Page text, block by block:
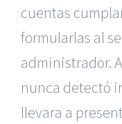
cuentas
formularlas al
administrador.
nunca detectó
llevara a